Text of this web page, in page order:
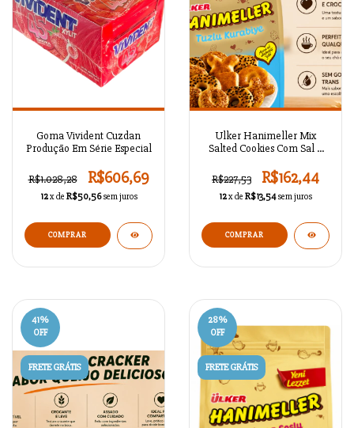
Goma Vivident Cuzdan
Produção Em Série Especial
R$1.028,28 R$606,69
12x de R$50,56 sem juros
COMPRAR
Ulker Hanimeller Mix
Salted Cookies Com Sal –
R$227,53
R$162,44
12x de R$13,54 sem juros
41%
OFF
FRETE GRÁTIS
28%
OFF
FRETE GRÁTIS